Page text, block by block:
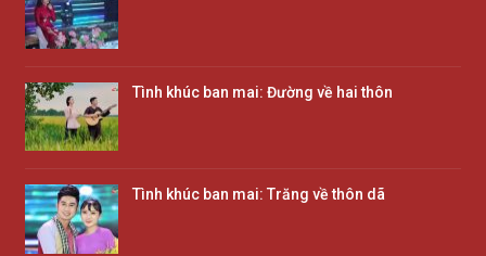
Tình khúc ban mai: Đường về hai thôn
Tình khúc ban mai: Trăng về thôn dã